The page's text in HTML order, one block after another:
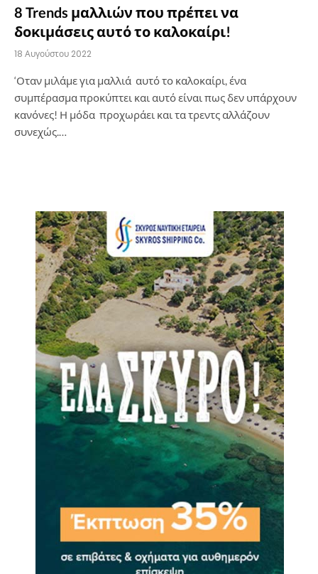
8 Trends μαλλιών που πρέπει να
δοκιμάσεις αυτό το καλοκαίρι!
18 Αυγούστου 2022
‘Οταν μιλάμε για μαλλιά αυτό το καλοκαίρι, ένα
συμπέρασμα προκύπτει και αυτό είναι πως δεν υπάρχουν
κανόνες! Η μόδα προχωράει και τα τρεντς αλλάζουν
συνεχώς.…